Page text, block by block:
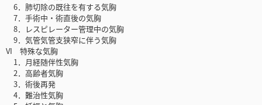
6．肺切除の既往を有する気胸
7．手術中・術直後の気胸
8．レスピレーター管理中の気胸
9．気管気管支狭窄に伴う気胸
VI 特殊な気胸
1．月経随伴性気胸
2．高齢者気胸
3．術後再発
4．難治性気胸